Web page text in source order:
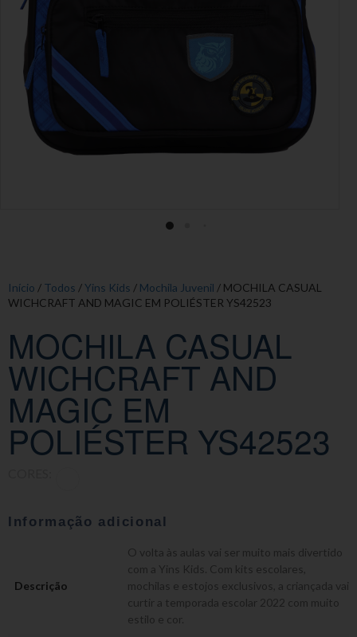
Início / Todos /Yins Kids / Mochila Juvenil / MOCHILA CASUAL
WICHCRAFT AND MAGIC EM POLIÉSTER YS42523
MOCHILA CASUAL
WICHCRAFT AND
MAGIC EM
POLIÉSTER YS42523
Informação adicional
Descrição
O volta às aulas vai ser muito mais divertido
com a Yins Kids. Com kits escolares,
mochilas e estojos exclusivos, a criançada vai
curtir a temporada escolar 2022 com muito
estilo e cor.